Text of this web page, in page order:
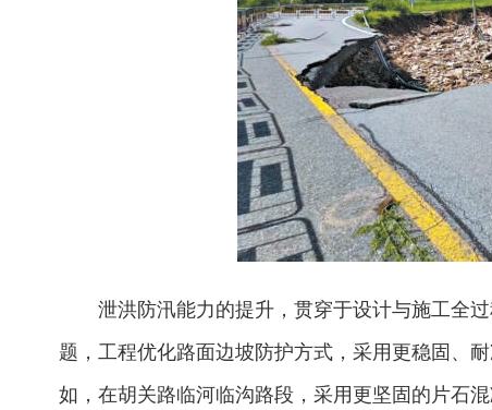
泄洪防汛能力的提升，贯穿于设计与施工全
题，工程优化路面边坡防护方式，采用更稳固、
如，在胡关路临河临沟路段，采用更坚固的片石